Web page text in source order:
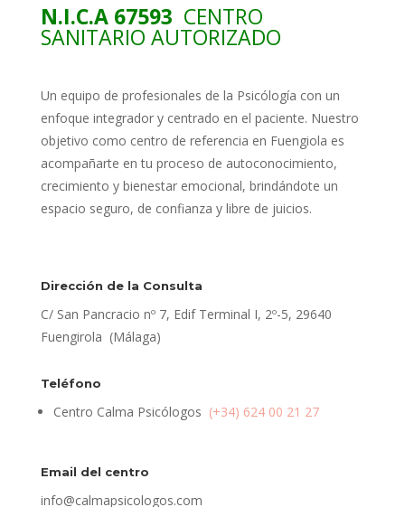
N.I.C.A 67593 CENTRO
SANITARIO AUTORIZADO
Un equipo de profesionales de la Psicólogía con un
enfoque integrador y centrado en el paciente. Nuestro
objetivo como centro de referencia en Fuengiola es
acompañarte en tu proceso de autoconocimiento,
crecimiento y bienestar emocional, brindándote un
espacio seguro, de confianza y libre de juicios.
Dirección de la Consulta
C/ San Pancracio nº 7, Edif Terminal I, 2º-5, 29640
Fuengirola (Málaga)
Teléfono
Centro Calma Psicólogos (+34) 624 00 21 27
Email del centro
info@calmapsicologos.com